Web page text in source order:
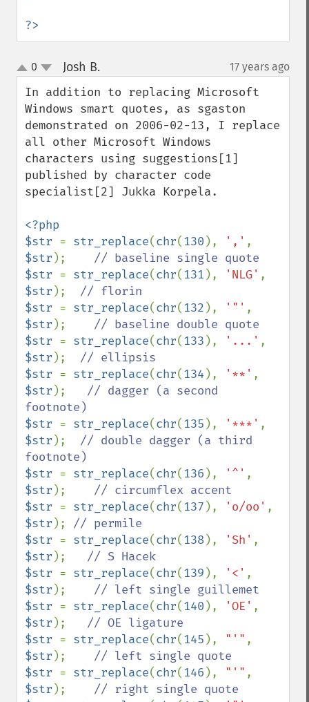
?>
up
down
0 Josh B. 17 years ago
In addition to replacing Microsoft
Windows smart quotes, as sgaston
demonstrated on 2006-02-13, I replace
all other Microsoft Windows
characters using suggestions[1]
published by character code
specialist[2] Jukka Korpela.
<?php
$str = str_replace(chr(130 ), ','
$str );
$str = str_replace(chr(131 ), 'NLG'
$str );
$str = str_replace(chr(132 ), '"'
$str );
$str = str_replace(chr(133 ), '...'
$str );
$str = str_replace(chr(134 ), '**'
$str ); // dagger (a second
$str = str_replace(chr(135 ), '***'
$str ); // double dagger (a third
$str = str_replace(chr(136 ), '^'
$str );
$str = str_replace(chr(137 ), 'o/oo'
$str );
$str = str_replace(chr(138), 'Sh'
$str );
$str = str_replace(chr(139 ), '<'
$str );
$str = str_replace(chr(140 ), 'OE'
$str );
$str = str_replace(chr(145 ), "'"
$str );
$str = str_replace(chr(146 ), "'"
$str );